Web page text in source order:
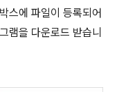
스에 파일이 등록되어
램을 다운로드 받습니